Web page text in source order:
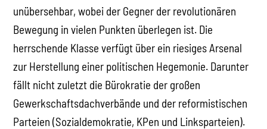
unübersehbar, wobei der Gegner der revolutionären
Bewegung in vielen Punkten überlegen ist. Die
herrschende Klasse verfügt über ein riesiges Arsenal
zur Herstellung einer politischen Hegemonie. Darunter
fällt nicht zuletzt die Bürokratie der großen
Gewerkschaftsdachverbände und der reformistischen
Parteien (Sozialdemokratie, KPen und Linksparteien).